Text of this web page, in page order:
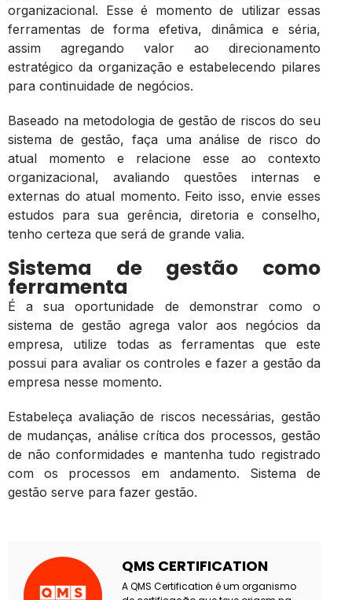
organizacional. Esse é momento de utilizar essas
ferramentas de forma efetiva, dinâmica e séria,
assim agregando valor ao direcionamento
estratégico da organização e estabelecendo pilares
para continuidade de negócios.
Baseado na metodologia de gestão de riscos do seu
sistema de gestão, faça uma análise de risco do
atual momento e relacione esse ao contexto
organizacional, avaliando questões internas e
externas do atual momento. Feito isso, envie esses
estudos para sua gerência, diretoria e conselho,
tenho certeza que será de grande valia.
Sistema de gestão como
ferramenta
É a sua oportunidade de demonstrar como o
sistema de gestão agrega valor aos negócios da
empresa, utilize todas as ferramentas que este
possui para avaliar os controles e fazer a gestão da
empresa nesse momento.
Estabeleça avaliação de riscos necessárias, gestão
de mudanças, análise crítica dos processos, gestão
de não conformidades e mantenha tudo registrado
com os processos em andamento. Sistema de
gestão serve para fazer gestão.
QMS CERTIFICATION
A QMS Certification é um organismo